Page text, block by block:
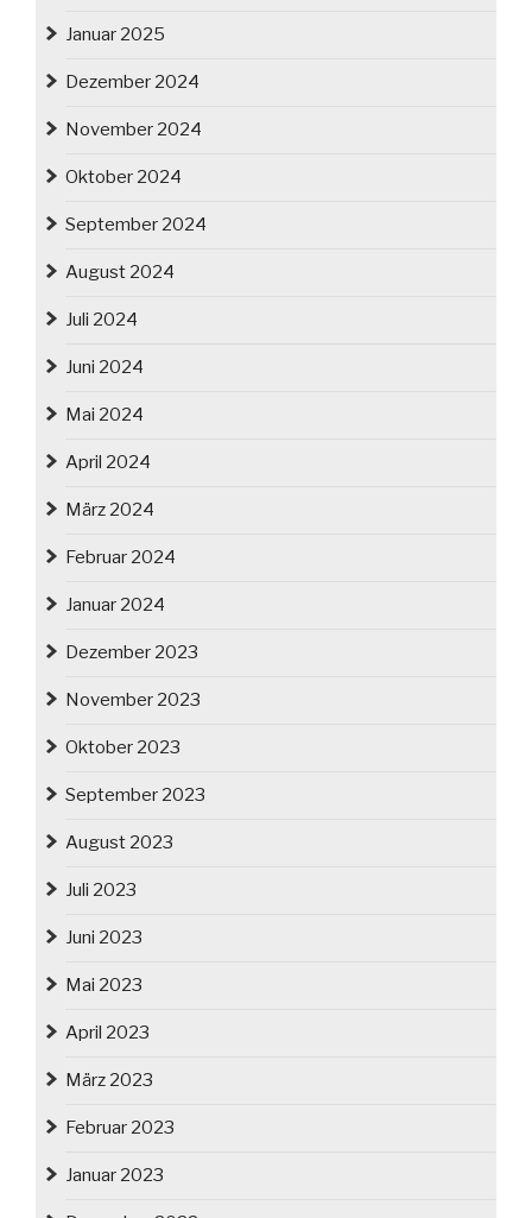
Januar 2025
Dezember 2024
November 2024
Oktober 2024
September 2024
August 2024
Juli 2024
Juni 2024
Mai 2024
April 2024
März 2024
Februar 2024
Januar 2024
Dezember 2023
November 2023
Oktober 2023
September 2023
August 2023
Juli 2023
Juni 2023
Mai 2023
April 2023
März 2023
Februar 2023
Januar 2023